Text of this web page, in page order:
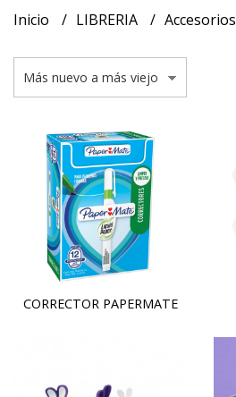
Inicio LIBRERIA Accesorios
CORRECTOR PAPERMATE